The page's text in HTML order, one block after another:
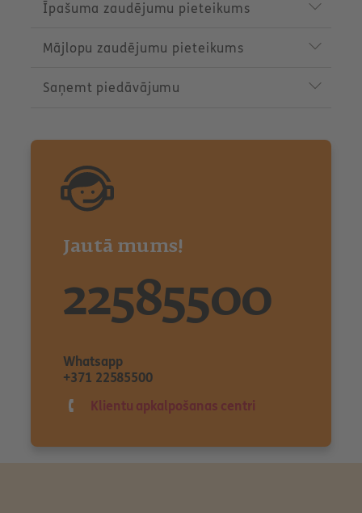
Īpašuma zaudējumu pieteikums
Mājlopu zaudējumu pieteikums
Saņemt piedāvājumu
Jautā mums!
22585500
Whatsapp
+371 22585500
Klientu apkalpošanas centri